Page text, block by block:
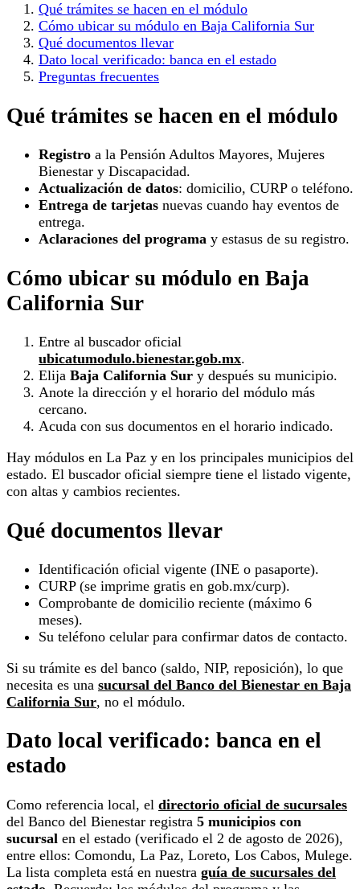
Qué trámites se hacen en el módulo
Cómo ubicar su módulo en Baja California Sur
Qué documentos llevar
Dato local verificado: banca en el estado
Preguntas frecuentes
Qué trámites se hacen en el módulo
Registro a la Pensión Adultos Mayores, Mujeres
Bienestar y Discapacidad.
Actualización de datos: domicilio, CURP o teléfono.
Entrega de tarjetas nuevas cuando hay eventos de
entrega.
Aclaraciones del programa y estasus de su registro.
Cómo ubicar su módulo en Baja
California Sur
Entre al buscador oficial
ubicatumodulo.bienestar.gob.mx.
Elija Baja California Sur y después su municipio.
Anote la dirección y el horario del módulo más
cercano.
Acuda con sus documentos en el horario indicado.
Hay módulos en La Paz y en los principales municipios del
estado. El buscador oficial siempre tiene el listado vigente,
con altas y cambios recientes.
Qué documentos llevar
Identificación oficial vigente (INE o pasaporte).
CURP (se imprime gratis en gob.mx/curp).
Comprobante de domicilio reciente (máximo 6
meses).
Su teléfono celular para confirmar datos de contacto.
Si su trámite es del banco (saldo, NIP, reposición), lo que
necesita es una sucursal del Banco del Bienestar en Baja
California Sur, no el módulo.
Dato local verificado: banca en el
estado
Como referencia local, el directorio oficial de sucursales
del Banco del Bienestar registra 5 municipios con
sucursal en el estado (verificado el 2 de agosto de 2026),
entre ellos: Comondu, La Paz, Loreto, Los Cabos, Mulege.
La lista completa está en nuestra guía de sucursales del